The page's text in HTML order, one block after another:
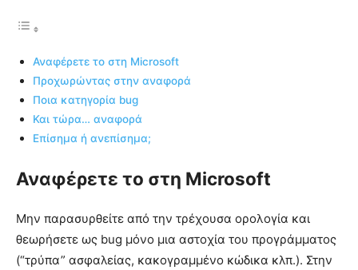
Αναφέρετε το στη Microsoft
Προχωρώντας στην αναφορά
Ποια κατηγορία bug
Και τώρα… αναφορά
Επίσημα ή ανεπίσημα;
Αναφέρετε το στη Microsoft
Μην παρασυρθείτε από την τρέχουσα ορολογία και
θεωρήσετε ως bug μόνο μια αστοχία του προγράμματος
(“τρύπα” ασφαλείας, κακογραμμένο κώδικα κλπ.). Στην